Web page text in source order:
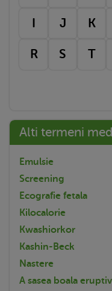
I J K
R S T
Alti termeni
Emulsie
Screening
Ecografie fetala
Kilocalorie
Kwashiorkor
Kashin-Beck
Nastere
A sasea boala